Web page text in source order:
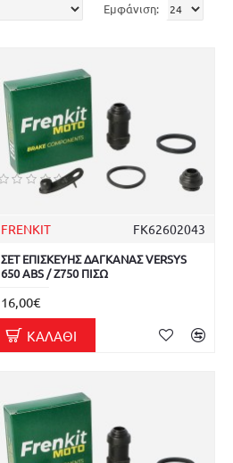
Εμφάνιση:
FRENKIT FK62602043
ΣΕΤ ΕΠΙΣΚΕΥΗΣ ΔΑΓΚΑΝΑΣ VERSYS
650 ABS / Z750 ΠΙΣΩ
16,00€
ΚΑΛΆΘΙ